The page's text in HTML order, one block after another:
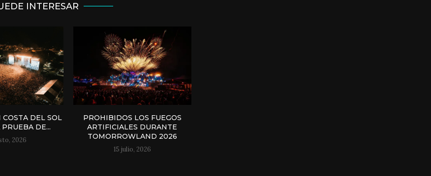
INTERESAR
DEL SOL
DE...
2026
PROHIBIDOS LOS FUEGOS
ARTIFICIALES DURANTE
TOMORROWLAND 2026
15 julio, 2026